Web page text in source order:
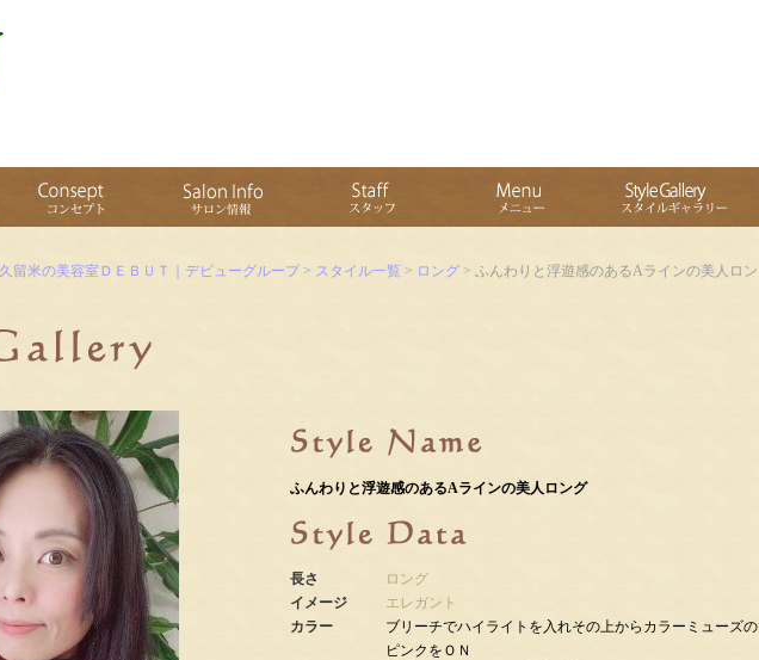
留米の美容室ＤＥＢＵＴ｜デビューグループ > スタイル一覧 > ロング > ふんわりと浮遊感のあるAラインの美人ロン
ふんわりと浮遊感のあるAラインの美人ロング
長さ
ロング
イメージ
エレガント
カラー
ブリーチでハイライトを入れその上からカラーミューズの
ピンクをＯＮ